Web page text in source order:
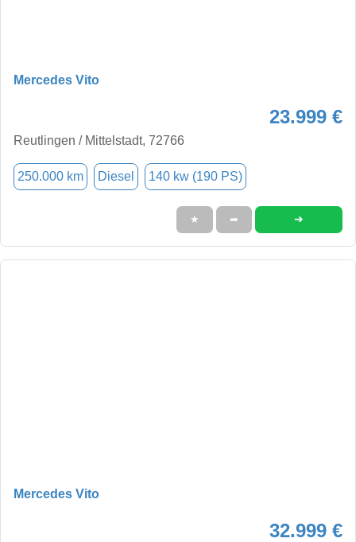
Mercedes Vito
23.999 €
Reutlingen / Mittelstadt, 72766
250.000 km Diesel 140 kw (190 PS)
★ ➦ ➜
Mercedes Vito
32.999 €